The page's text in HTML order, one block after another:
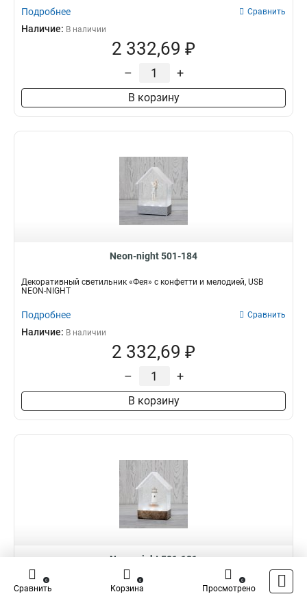
Подробнее Сравнить
Наличие: В наличии
2 332,69 ₽
– +
В корзину
Neon-night 501-184
Декоративный светильник «Фея» с конфетти и мелодией, USB
NEON-NIGHT
Подробнее Сравнить
Наличие: В наличии
2 332,69 ₽
– +
В корзину
Neon-night 501-181
Декоративный светильник «Маяк» с конфетти и мелодией, USB
NEON-NIGHT
Сравнить
0
Корзина
0
Просмотрено
0